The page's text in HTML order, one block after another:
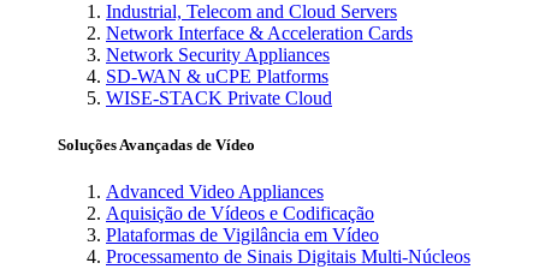
Industrial, Telecom and Cloud Servers
Network Interface & Acceleration Cards
Network Security Appliances
SD-WAN & uCPE Platforms
WISE-STACK Private Cloud
Soluções Avançadas de Vídeo
Advanced Video Appliances
Aquisição de Vídeos e Codificação
Plataformas de Vigilância em Vídeo
Processamento de Sinais Digitais Multi-Núcleos